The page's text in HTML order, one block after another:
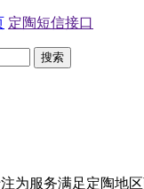
定陶短信接口
搜索
为服务满足定陶地